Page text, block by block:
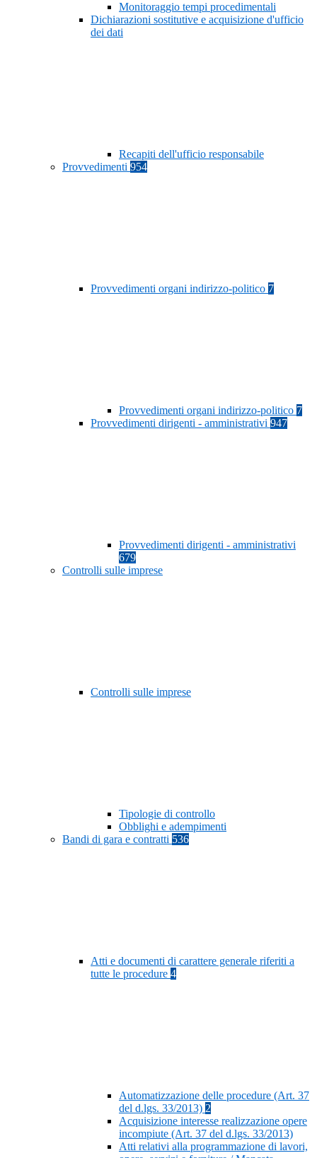
Monitoraggio tempi procedimentali
Dichiarazioni sostitutive e acquisizione d'ufficio
dei dati
Recapiti dell'ufficio responsabile
Provvedimenti 954
Provvedimenti organi indirizzo-politico 7
Provvedimenti organi indirizzo-politico 7
Provvedimenti dirigenti - amministrativi 947
Provvedimenti dirigenti - amministrativi
679
Controlli sulle imprese
Controlli sulle imprese
Tipologie di controllo
Obblighi e adempimenti
Bandi di gara e contratti 536
Atti e documenti di carattere generale riferiti a
tutte le procedure 4
Automatizzazione delle procedure (Art. 37
del d.lgs. 33/2013) 2
Acquisizione interesse realizzazione opere
incompiute (Art. 37 del d.lgs. 33/2013)
Atti relativi alla programmazione di lavori,